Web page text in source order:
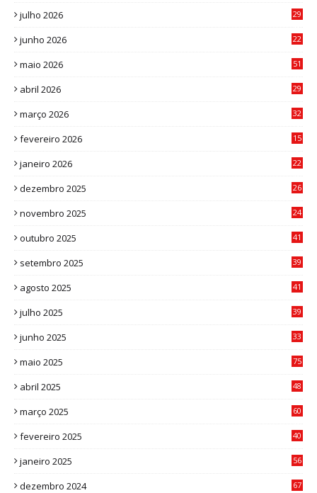
julho 2026
29
junho 2026
22
maio 2026
51
abril 2026
29
março 2026
32
fevereiro 2026
15
janeiro 2026
22
dezembro 2025
26
novembro 2025
24
outubro 2025
41
setembro 2025
39
agosto 2025
41
julho 2025
39
junho 2025
33
maio 2025 75
abril 2025
48
março 2025
60
fevereiro 2025
40
janeiro 2025
56
dezembro 2024
67